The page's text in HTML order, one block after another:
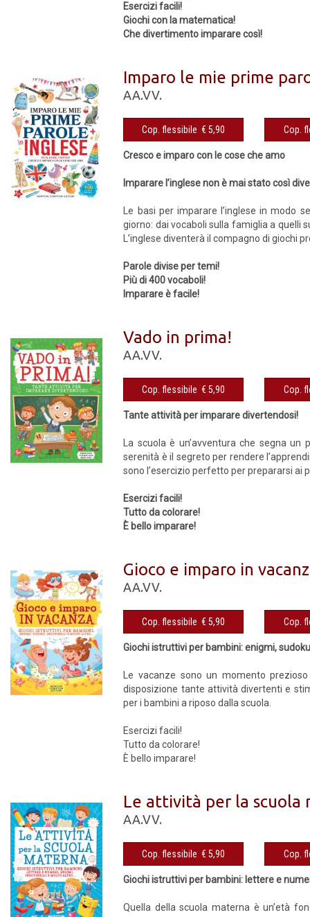
Esercizi facili!
Giochi con la matematica!
Che divertimento imparare così!
Imparo le mie prime
AA.VV.
Cop. flessibile € 5,90
Cresco e imparo con le cose che amo
Imparare l’inglese non è mai stato così
Le basi per imparare l’inglese in modo
giorno: dai vocaboli sulla famiglia a quelli
L’inglese diventerà il compagno di giochi
Parole divise per temi!
Più di 400 vocaboli!
Imparare è facile!
Vado in prima!
AA.VV.
Cop. flessibile € 5,90
Tante attività per imparare divertendosi!
La scuola è un’avventura che segna
serenità è il segreto per rendere
sono l’esercizio perfetto per prepararsi ai
Esercizi facili!
Tutto da colorare!
È bello imparare!
Gioco e imparo in
AA.VV.
Cop. flessibile € 5,90
Giochi istruttivi per bambini: enigmi,
Le vacanze sono un momento
disposizione tante attività divertenti e
per i bambini a riposo dalla scuola.
Esercizi facili!
Tutto da colorare!
È bello imparare!
Le attività per la scuola
AA.VV.
Cop. flessibile € 5,90
Giochi istruttivi per bambini: lettere e
Quella della scuola materna è un’età